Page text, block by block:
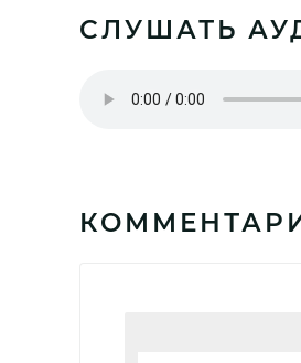
СЛУШАТЬ